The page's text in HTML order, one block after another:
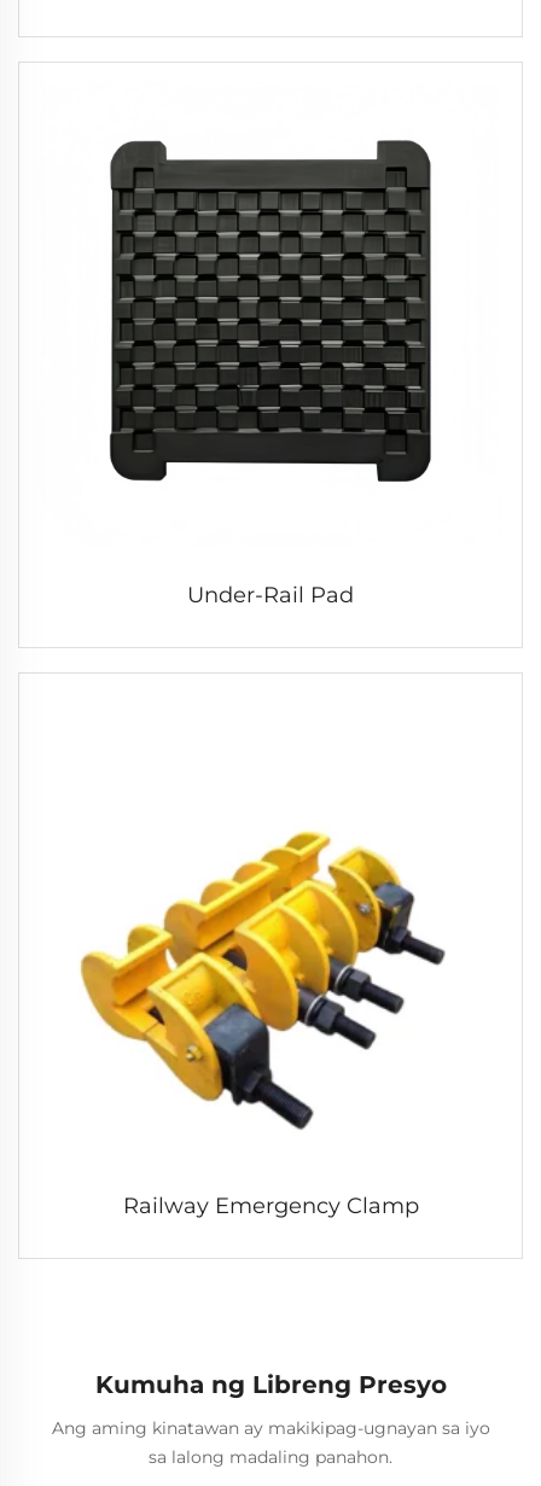
Under-Rail Pad
Railway Emergency Clamp
Kumuha ng Libreng Presyo
Ang aming kinatawan ay makikipag-ugnayan sa iyo
sa lalong madaling panahon.